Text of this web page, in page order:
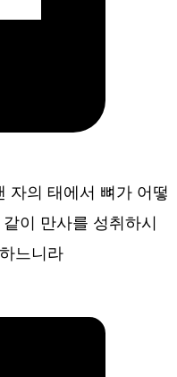
자의 태에서 뼈가 어떻
이 만사를 성취하시
느니라